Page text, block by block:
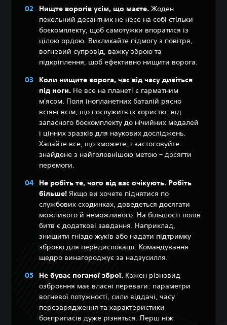
Нищте ворогів усім, що маєте. Жоден
пекельний десантник не несе на собі стільки
боєкомплекту, щоб самотужки впоратися із
цілою ордою. Викликайте підмогу з повітря,
вогневий супровід, важку зброю та
підкріплення, щоб ефективно нищити ворога.
Коли нищите ворога, час від часу дивіться
під ноги. Не все на планеті є гарматним
м'ясом. Поля інопланетних баталій рясно
всіяні всім, що послужить із користю: від
запасного боєкомплекту до нічийних медалей
і цінних зразків для наукових досліджень.
Хапайте все, що зможете, і застосовуйте
знайдене з найголовнішою метою – досягти
перемоги.
Не робіть те, чого від вас очікують. Робіть
більше! Якщо ви хочете піднятися по
службових сходинках, доведеться досягати
можливого й неможливого. На більшості полів
битв є додаткові завдання. Наприклад,
знищити гніздо жуків або надати підтримку
зброєю для передислокації. Командування
щедро винагороджує за надзусилля.
Не буває поганої зброї. Кожен різновид
озброєння має власні переваги: параметри
вогневої потужності, сили віддачі, часу
перезарядження та характеристики
боєприпасів дуже різняться. Перш ніж